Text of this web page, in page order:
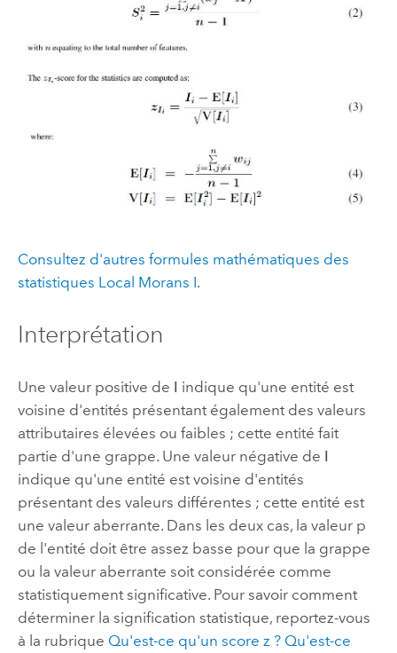
Consultez d'autres formules mathématiques des
statistiques Local Morans I.
Interprétation
Une valeur positive de I indique qu'une entité est
voisine d'entités présentant également des valeurs
attributaires élevées ou faibles ; cette entité fait
partie d'une grappe. Une valeur négative de I
indique qu'une entité est voisine d'entités
présentant des valeurs différentes ; cette entité est
une valeur aberrante. Dans les deux cas, la valeur p
de l'entité doit être assez basse pour que la grappe
ou la valeur aberrante soit considérée comme
statistiquement significative. Pour savoir comment
déterminer la signification statistique, reportez-vous
à la rubrique Qu'est-ce qu'un score z ? Qu'est-ce